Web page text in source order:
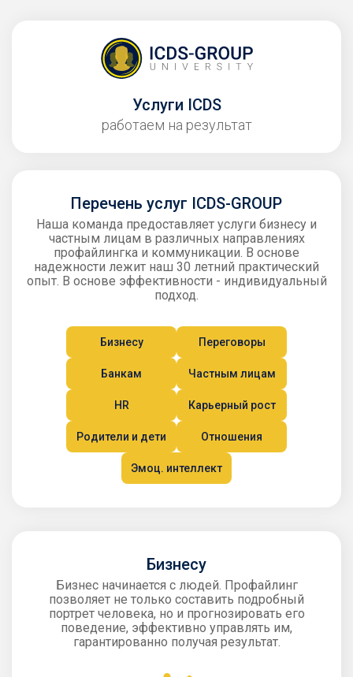
Услуги ICDS
работаем на результат
Перечень услуг ICDS-GROUP
Наша команда предоставляет услуги бизнесу и
частным лицам в различных направлениях
профайлингка и коммуникации. В основе
надежности лежит наш 30 летний практический
опыт. В основе эффективности - индивидуальный
подход.
Бизнесу Переговоры
Банкам Частным лицам
HR Карьерный рост
Родители и дети Отношения
Эмоц. интеллект
Бизнесу
Бизнес начинается с людей. Профайлинг
позволяет не только составить подробный
портрет человека, но и прогнозировать его
поведение, эффективно управлять им,
гарантированно получая результат.